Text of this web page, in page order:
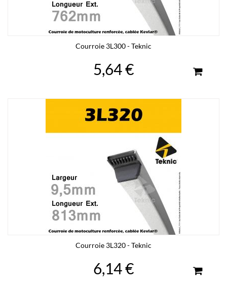
Courroie 3L300 - Teknic
5,64 €
Courroie 3L320 - Teknic
6,14 €